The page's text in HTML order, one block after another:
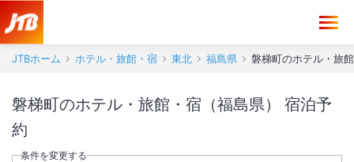
JTBホーム ホテル・旅館・宿 東北 福島県 磐梯町のホテル・旅
磐梯町のホテル・旅館・宿（福島県） 宿泊予
約
条件を変更する